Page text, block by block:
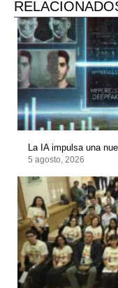
La IA impulsa una
5 agosto, 2026